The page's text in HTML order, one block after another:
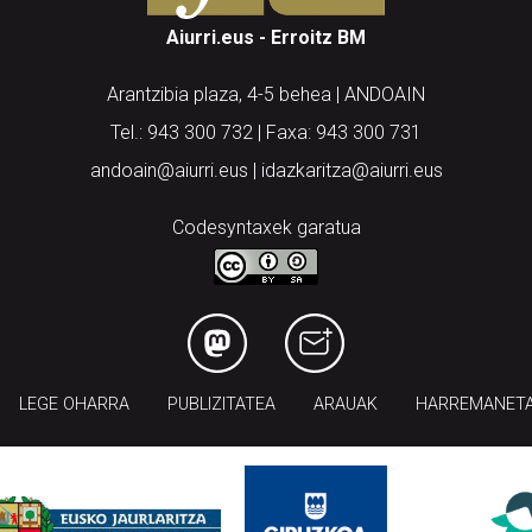
Aiurri.eus - Erroitz BM
Arantzibia plaza, 4-5 behea | ANDOAIN
Tel.: 943 300 732 | Faxa: 943 300 731
andoain@aiurri.eus | idazkaritza@aiurri.eus
Codesyntaxek garatua
LEGE OHARRA PUBLIZITATEA ARAUAK